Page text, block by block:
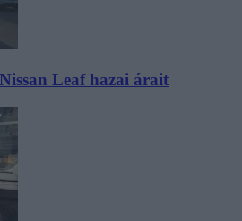
Leaf hazai árait